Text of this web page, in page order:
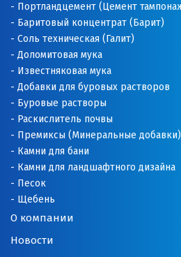
О компании
Новости
Портландцемент (Цемент
Баритовый концентрат (Барит)
Соль техническая (Галит)
Доломитовая мука
Известняковая мука
Добавки для буровых растворов
Буровые растворы
Раскислитель почвы
Премиксы (Минеральные добавки)
Камни для бани
Камни для ландшафтного дизайна
Песок
Щебень